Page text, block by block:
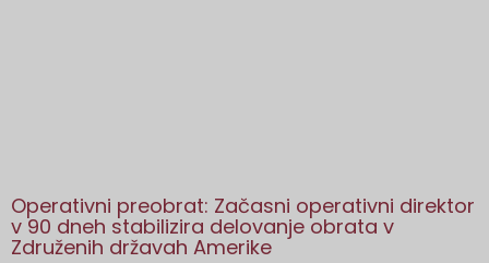
Operativni preobrat: Začasni operativni direktor
v 90 dneh stabilizira delovanje obrata v
Združenih državah Amerike